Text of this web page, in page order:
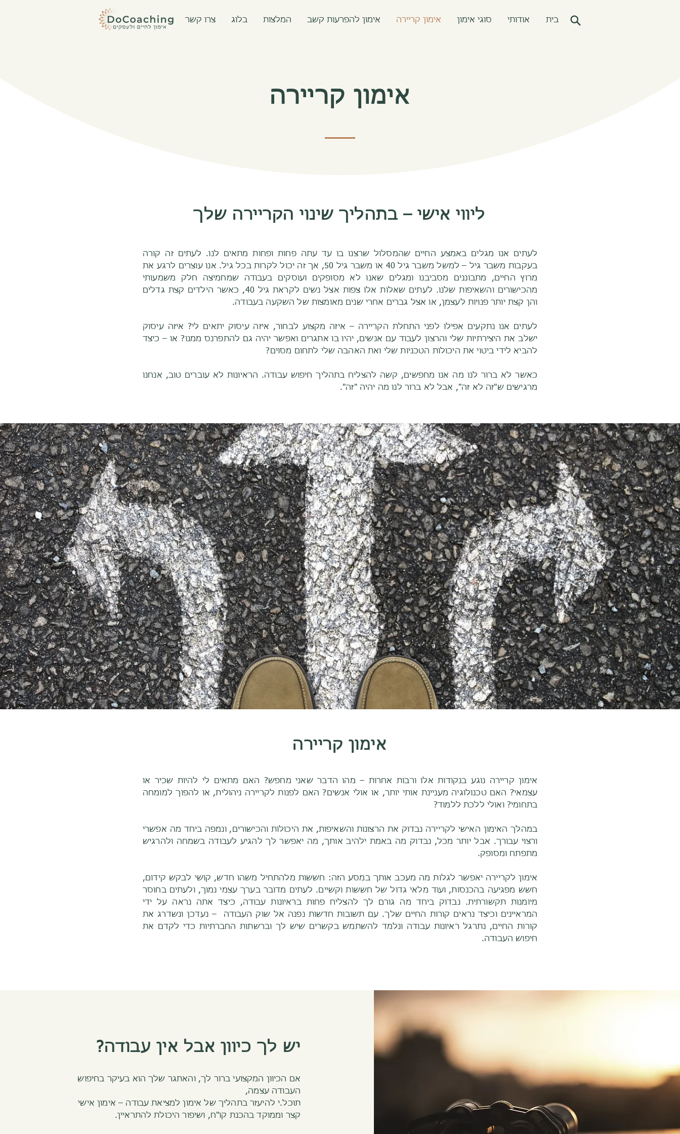
בית אודותי סוגי אימון אימון קריירה אימון להפרעות קשב המלצות בלוג צרו קשר
אימון קריירה
ליווי אישי – בתהליך שינוי הקריירה שלך
לעתים אנו מגלים באמצע החיים שהמסלול שרצנו בו עד עתה פחות ופחות מתאים לנו. לעתים זה קורה
בעקבות משבר גיל – למשל משבר גיל 40 או משבר גיל 50, אך זה יכול לקרות בכל גיל. אנו עוצרים לרגע את
מרוץ החיים, מתבוננים מסביבנו ומגלים שאנו לא מסופקים ועוסקים בעבודה שמחמיצה חלק משמעותי
מהכישורים והשאיפות שלנו. לעתים שאלות אלו צפות אצל נשים לקראת גיל 40, כאשר הילדים קצת גדלים
והן קצת יותר פנויות לעצמן, או אצל גברים אחרי שנים מאומצות של השקעה בעבודה.
לעתים אנו נתקעים אפילו לפני התחלת הקריירה – איזה מקצוע לבחור, איזה עיסוק יתאים לי? איזה עיסוק
ישלב את היצירתיות שלי והרצון לעבוד עם אנשים, יהיו בו אתגרים ואפשר יהיה גם להתפרנס ממנו? או – כיצד
להביא לידי ביטוי את היכולות הטכניות שלי ואת האהבה שלי לתחום מסוים?
כאשר לא ברור לנו מה אנו מחפשים, קשה להצליח בתהליך חיפוש עבודה. הראיונות לא עוברים טוב, אנחנו
מרגישים ש"זה לא זה", אבל לא ברור לנו מה יהיה "זה".
אימון קריירה
אימון קריירה נוגע בנקודות אלו ורבות אחרות – מהו הדבר שאני מחפש? האם מתאים לי להיות שכיר או
עצמאי? האם טכנולוגיה מעניינת אותי יותר, או אולי אנשים? האם לפנות לקריירה ניהולית, או להפוך למומחה
בתחומי? ואולי ללכת ללמוד?
במהלך האימון האישי לקריירה נבדוק את הרצונות והשאיפות, את היכולות והכישורים, ונמפה ביחד מה אפשרי
ורצוי עבורך. אבל יותר מכל, נבדוק מה באמת ילהיב אותך, מה יאפשר לך להגיע לעבודה בשמחה ולהרגיש
מתפתח ומסופק.
אימון לקריירה יאפשר לגלות מה מעכב אותך במסע הזה: חששות מלהתחיל משהו חדש, קושי לבקש קידום,
חשש מפגיעה בהכנסות, ועוד מלאי גדול של חששות וקשיים. לעתים מדובר בערך עצמי נמוך, ולעתים בחוסר
מיומנות תקשורתית. נבדוק ביחד מה גורם לך להצליח פחות בראיונות עבודה, כיצד אתה נראה על ידי
המראיינים וכיצד נראים קורות החיים שלך. עם תשובות חדשות נפנה אל שוק העבודה – נעדכן ונשדרג את
קורות החיים, נתרגל ראיונות עבודה ונלמד להשתמש בקשרים שיש לך וברשתות החברתיות כדי לקדם את
חיפוש העבודה.
יש לך כיוון אבל אין עבודה?
אם הכיוון המקצועי ברור לך, והאתגר שלך הוא בעיקר בחיפוש
העבודה עצמה,
תוכל.י להיעזר בתהליך של אימון למציאת עבודה – אימון אישי
קצר וממוקד בהכנת קו"ח, ושיפור היכולת להתראיין.